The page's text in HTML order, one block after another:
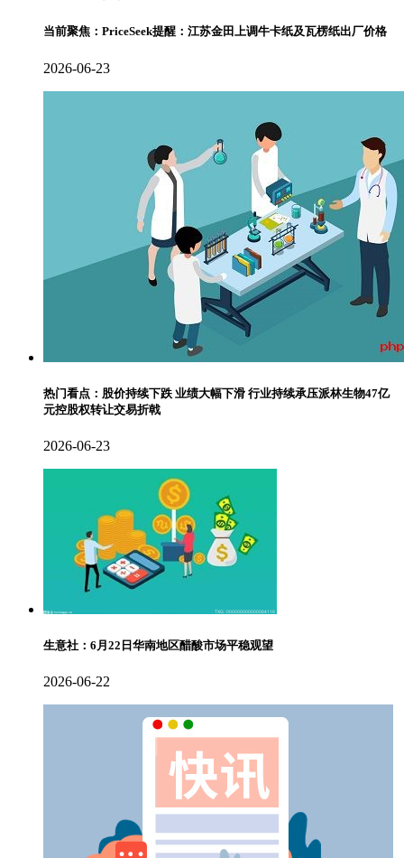
当前聚焦：PriceSeek提醒：江苏金田上调牛卡纸及瓦楞纸出厂价格
2026-06-23
热门看点：股价持续下跌 业绩大幅下滑 行业持续承压派林生物47亿
元控股权转让交易折戟
2026-06-23
生意社：6月22日华南地区醋酸市场平稳观望
2026-06-22